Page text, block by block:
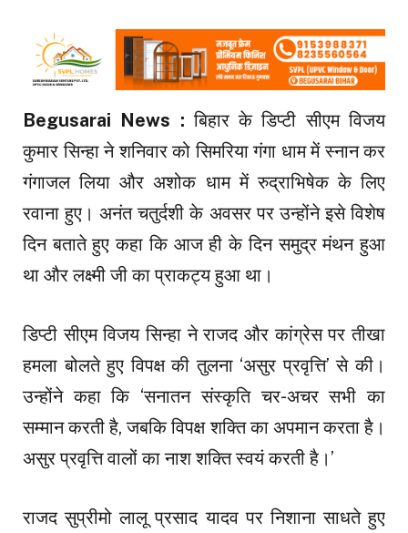
Begusarai News : बिहार के डिप्टी सीएम विजय
कुमार सिन्हा ने शनिवार को सिमरिया गंगा धाम में स्नान कर
गंगाजल लिया और अशोक धाम में रुद्राभिषेक के लिए
रवाना हुए। अनंत चतुर्दशी के अवसर पर उन्होंने इसे विशेष
दिन बताते हुए कहा कि आज ही के दिन समुद्र मंथन हुआ
था और लक्ष्मी जी का प्राकट्य हुआ था।
डिप्टी सीएम विजय सिन्हा ने राजद और कांग्रेस पर तीखा
हमला बोलते हुए विपक्ष की तुलना ‘असुर प्रवृत्ति’ से की।
उन्होंने कहा कि ‘सनातन संस्कृति चर-अचर सभी का
सम्मान करती है, जबकि विपक्ष शक्ति का अपमान करता है।
असुर प्रवृत्ति वालों का नाश शक्ति स्वयं करती है।’
राजद सुप्रीमो लालू प्रसाद यादव पर निशाना साधते हुए